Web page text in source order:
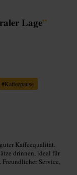
Lage”
#Kaffeepause
Kaffeequalität.
drinnen, ideal für
Freundlicher Service,